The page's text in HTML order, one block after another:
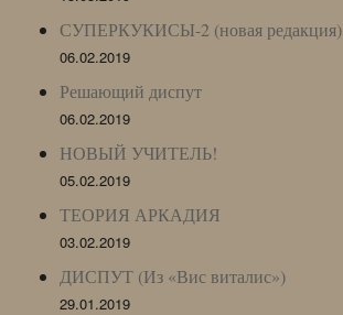
СУПЕРКУКИСЫ-2 (новая редакция)
06.02.2019
Решающий диспут
06.02.2019
НОВЫЙ УЧИТЕЛЬ!
05.02.2019
ТЕОРИЯ АРКАДИЯ
03.02.2019
ДИСПУТ (Из «Вис виталис»)
29.01.2019